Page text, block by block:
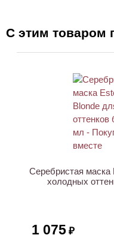
С этим товаром
Серебристая маска
холодных
1 075 ₽